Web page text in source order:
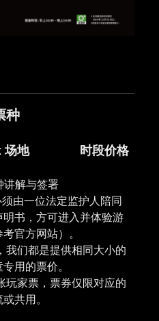
种
场地 时段价格
讲解与签署
由一位法定监护人陪同
书，方可进入并体验游
官方网站）。
们都是提供相同大小的
用的票价。
家票，票券仅限对应的